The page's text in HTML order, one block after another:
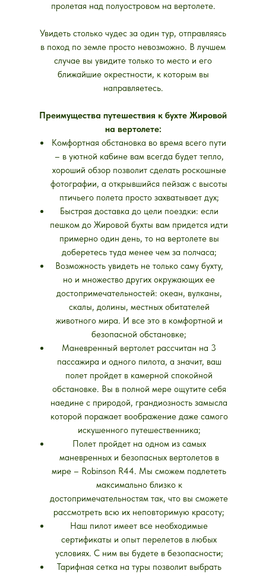
пролетая над полуостровом на вертолете.
Увидеть столько чудес за один тур, отправляясь
в поход по земле просто невозможно. В лучшем
случае вы увидите только то место и его
ближайшие окрестности, к которым вы
направляетесь.
Преимущества путешествия к бухте Жировой
на вертолете:
Комфортная обстановка во время всего пути
– в уютной кабине вам всегда будет тепло,
хороший обзор позволит сделать роскошные
фотографии, а открывшийся пейзаж с высоты
птичьего полета просто захватывает дух;
Быстрая доставка до цели поездки: если
пешком до Жировой бухты вам придется идти
примерно один день, то на вертолете вы
доберетесь туда менее чем за полчаса;
Возможность увидеть не только саму бухту,
но и множество других окружающих ее
достопримечательностей: океан, вулканы,
скалы, долины, местных обитателей
животного мира. И все это в комфортной и
безопасной обстановке;
Маневренный вертолет рассчитан на 3
пассажира и одного пилота, а значит, ваш
полет пройдет в камерной спокойной
обстановке. Вы в полной мере ощутите себя
наедине с природой, грандиозность замысла
которой поражает воображение даже самого
искушенного путешественника;
Полет пройдет на одном из самых
маневренных и безопасных вертолетов в
мире – Robinson R44. Мы сможем подлететь
максимально близко к
достопримечательностям так, что вы сможете
рассмотреть всю их неповторимую красоту;
Наш пилот имеет все необходимые
сертификаты и опыт перелетов в любых
условиях. С ним вы будете в безопасности;
Тарифная сетка на туры позволит выбрать